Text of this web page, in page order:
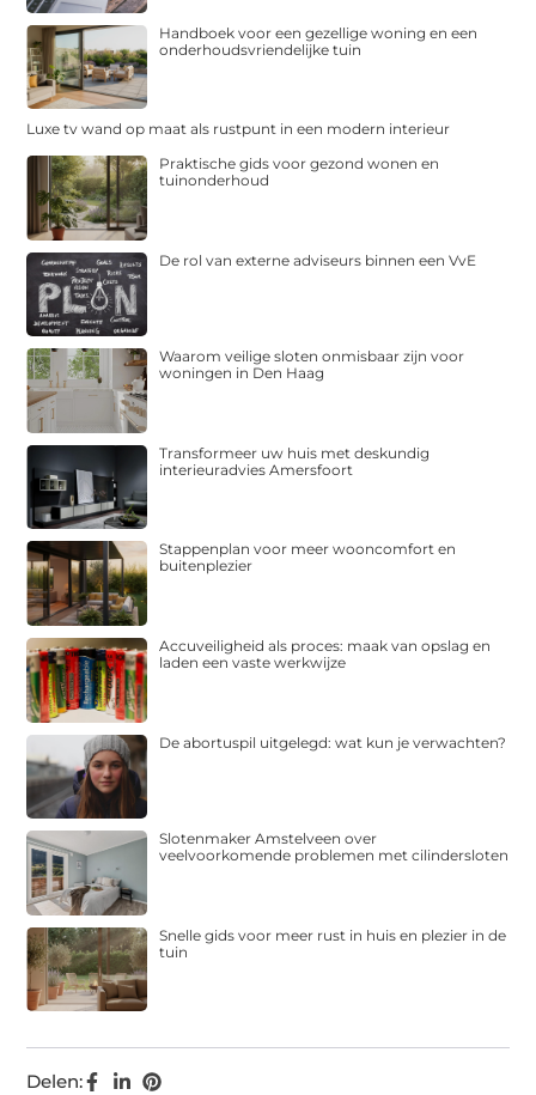
Delen:
Handboek voor een gezellige woning en een
onderhoudsvriendelijke tuin
Luxe tv wand op maat als rustpunt in een modern interieur
Praktische gids voor gezond wonen en
tuinonderhoud
De rol van externe adviseurs binnen een VvE
Waarom veilige sloten onmisbaar zijn voor
woningen in Den Haag
Transformeer uw huis met deskundig
interieuradvies Amersfoort
Stappenplan voor meer wooncomfort en
buitenplezier
Accuveiligheid als proces: maak van opslag en
laden een vaste werkwijze
De abortuspil uitgelegd: wat kun je verwachten?
Slotenmaker Amstelveen over
veelvoorkomende problemen met cilindersloten
Snelle gids voor meer rust in huis en plezier in de
tuin